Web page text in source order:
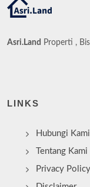
Asri.Land Properti ,
LINKS
Hubungi Kami
Tentang Kami
Privacy Policy